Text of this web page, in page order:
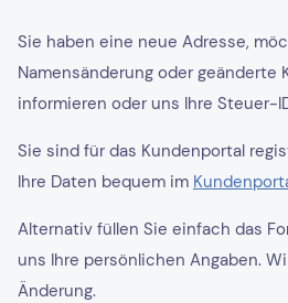
Sie haben eine neue Adresse,
Namensänderung oder geänderte
informieren oder uns Ihre Steuer-
Sie sind für das Kundenportal
Ihre Daten bequem im
Alternativ füllen Sie einfach das
uns Ihre persönlichen Angaben.
Änderung.